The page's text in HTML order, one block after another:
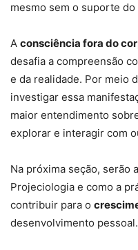
mesmo sem o suporte
A consciência fora do
desafia a compreensão
e da realidade. Por meio
investigar essa
maior entendimento
explorar e interagir com
Na próxima seção, serão
Projeciologia e como a
contribuir para o
desenvolvimento pessoal.